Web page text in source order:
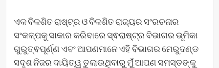
ଏକ ବିକଶିତ ରାଷ୍ଟ୍ର ଓ ବିକଶିତ ରାଜ୍ୟର ସଂରଚନାର
ସଂକଳ୍ପକୁ ସାକାର କରିବାରେ ସ୍ଵରାଷ୍ଟ୍ର ବିଭାଗର ଭୂମିକା
ଗୁରୁତ୍ଵପୂର୍ଣ୍ଣ ଏବଂ ଆପଣମାନେ ଏହି ବିଭାଗର ମେରୁଦଣ୍ଡ
ସଦୃଶ ନିଜର ଦାୟିତ୍ୱ ତୁଲାଉଥିବାରୁ ମୁଁ ଆପଣ ସମସ୍ତଙ୍କୁ